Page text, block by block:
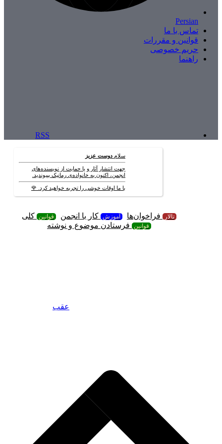
Persian
تماس با ما
قوانین و مقررات
حریم خصوصی
راهنما
RSS
سلام دوست عزیز
جهت انتشار آثار و یا حمایت از نویسنده‌های
انجمن، اکنون به خانواده‌ی رمانیک بپیوندید.
با ما اوقات خوشی را تجربه خواهید کرد. 🌹
تالار فراخوان‌ها آموزش کار با انجمن قوانین کلی
قوانین فرستادن موضوع و نوشته
عقب